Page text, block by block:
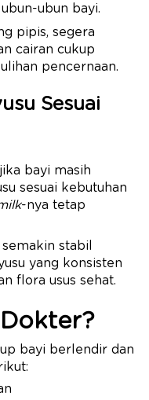
ubun bayi.
pipis, segera
cairan cukup
pencernaan.
Sesuai
bayi masih
sesuai kebutuhan
-nya tetap
stabil
yang konsisten
flora usus sehat.
bayi berlendir dan